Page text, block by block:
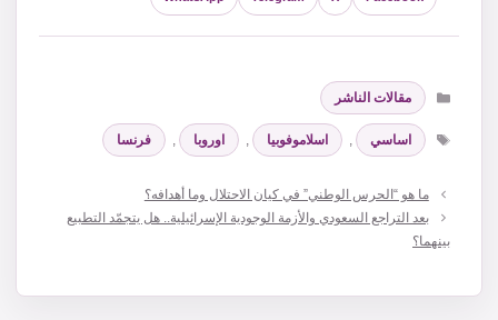
التصنيفات
مقالات الناشر
الوسوم
اساسي , اسلاموفوبيا , اوروبا , فرنسا
ما هو “الحرس الوطني” في كيان الاحتلال وما أهدافه؟
بعد التراجع السعودي والأزمة الوجودية الإسرائيلية.. هل يتجمّد التطبيع
بينهما؟